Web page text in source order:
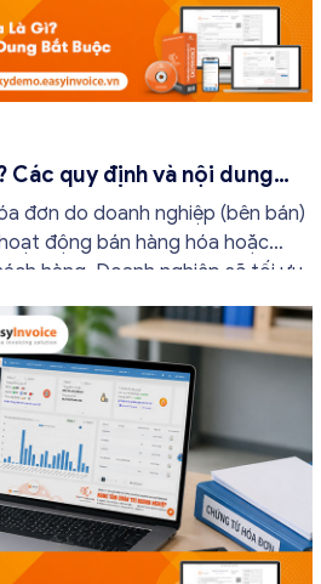
Các quy định và nội dung
đơn do doanh nghiệp (bên bán)
động bán hàng hóa hoặc
hàng. Doanh nghiệp sẽ tối ưu
được những án phạt hành
nắm rõ […]